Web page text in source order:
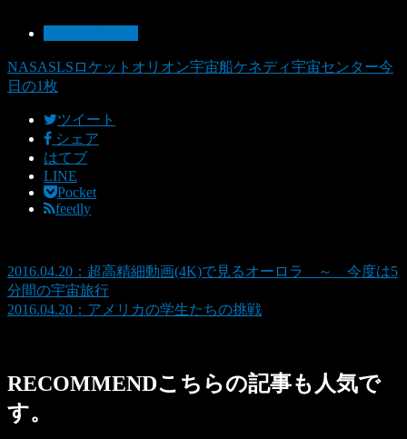
NASASLSロケット オリオン宇宙船ケネディ宇宙センター今
日の1枚
ツイート
シェア
はてブ
LINE
Pocket
feedly
2016.04.20：超高精細動画(4K)で見るオーロラ ～ 今度は5
分間の宇宙旅行
2016.04.20：アメリカの学生たちの挑戦
RECOMMENDこちらの記事も人気で
す。